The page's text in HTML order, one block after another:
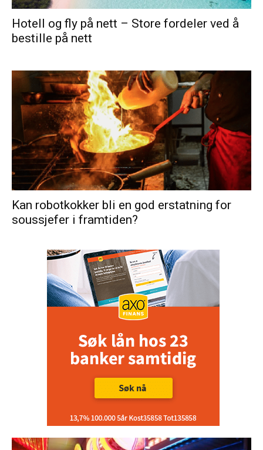
Hotell og fly på nett – Store fordeler ved å
bestille på nett
Kan robotkokker bli en god erstatning for
soussjefer i framtiden?